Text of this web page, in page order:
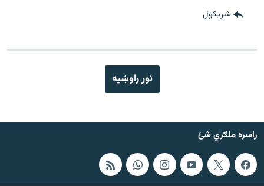
شريکول
نور راوښيه
راسره ملګري شئ